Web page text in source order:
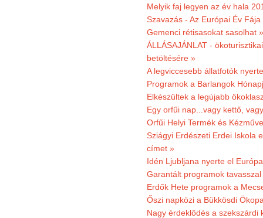
Melyik faj legyen az év hala
Szavazás - Az Európai Év
Gemenci rétisasokat sasolhat »
ÁLLÁSAJÁNLAT -
betöltésére »
A legviccesebb állatfotók
Programok a Barlangok
Elkészültek a legújabb
Egy orfűi nap...vagy kettő,
Orfűi Helyi Termék és
Sziágyi Erdészeti Erdei Iskola
címet »
Idén Ljubljana nyerte el
Garantált programok tavasszal
Erdők Hete programok a
Őszi napközi a Bükkösdi
Nagy érdeklődés a szekszárdi